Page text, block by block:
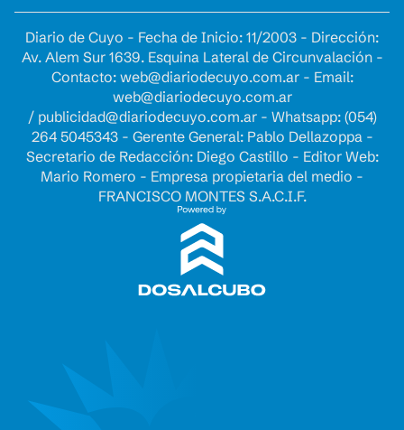
Diario de Cuyo - Fecha de Inicio: 11/2003 - Dirección:
Av. Alem Sur 1639. Esquina Lateral de Circunvalación -
Contacto: web@diariodecuyo.com.ar- Email:
web@diariodecuyo.com.ar
/ publicidad@diariodecuyo.com.ar- Whatsapp: (054)
264 5045343 - Gerente General: Pablo Dellazoppa -
Secretario de Redacción: Diego Castillo - Editor Web:
Mario Romero - Empresa propietaria del medio -
FRANCISCO MONTES S.A.C.I.F.